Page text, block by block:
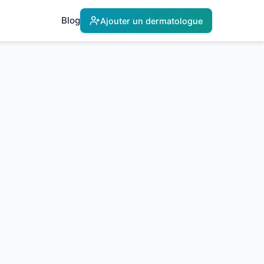
Blog Ajouter un dermatologue